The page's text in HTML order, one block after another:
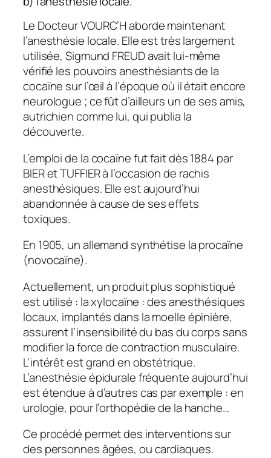
Le Docteur VOURC’H aborde maintenant
l’anesthésie locale. Elle est très largement
utilisée, Sigmund FREUD avait lui-même
vérifié les pouvoirs anesthésiants de la
cocaïne sur l’œil à l’époque où il était encore
neurologue ; ce fût d’ailleurs un de ses amis,
autrichien comme lui, qui publia la
découverte.
L’emploi de la cocaïne fut fait dès 1884 par
BIER et TUFFIER à l’occasion de rachis
anesthésiques. Elle est aujourd’hui
abandonnée à cause de ses effets
toxiques.
En 1905, un allemand synthétise la procaïne
(novocaïne).
Actuellement, un produit plus sophistiqué
est utilisé : la xylocaïne : des anesthésiques
locaux, implantés dans la moelle épinière,
assurent l’insensibilité du bas du corps sans
modifier la force de contraction musculaire.
L’intérêt est grand en obstétrique.
L’anesthésie épidurale fréquente aujourd’hui
est étendue à d’autres cas par exemple : en
urologie, pour l’orthopédie de la hanche…
Ce procédé permet des interventions sur
des personnes âgées, ou cardiaques.